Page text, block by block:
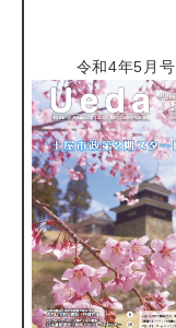
令和4年5月号